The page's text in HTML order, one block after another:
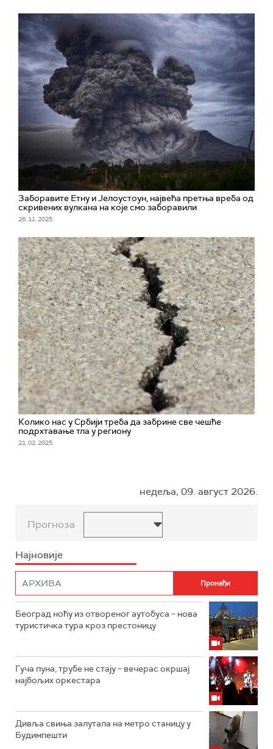
Заборавите Етну и Јелоустоун, највећа претња вреба од
скривених вулкана на које смо заборавили
26. 11. 2025.
Колико нас у Србији треба да забрине све чешће
подрхтавање тла у региону
21. 02. 2025.
недеља, 09. август 2026.
Прогноза
Најновије
Београд ноћу из отвореног аутобуса – нова
туристичка тура кроз престоницу
Гуча пуна, трубе не стају – вечерас окршај
најбољих оркестара
Дивља свиња залутала на метро станицу у
Будимпешти